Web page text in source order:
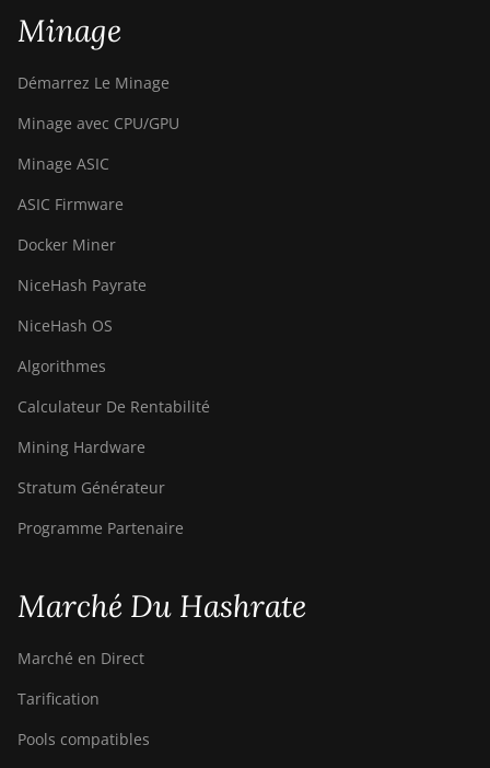
Minage
Démarrez Le Minage
Minage avec CPU/GPU
Minage ASIC
ASIC Firmware
Docker Miner
NiceHash Payrate
NiceHash OS
Algorithmes
Calculateur De Rentabilité
Mining Hardware
Stratum Générateur
Programme Partenaire
Marché Du Hashrate
Marché en Direct
Tarification
Pools compatibles